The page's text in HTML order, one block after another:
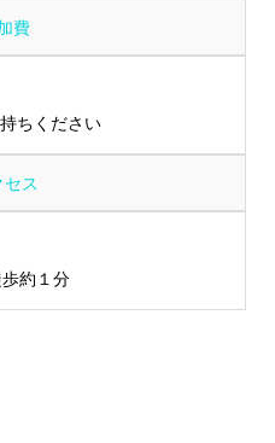
費
ちください
セス
約１分